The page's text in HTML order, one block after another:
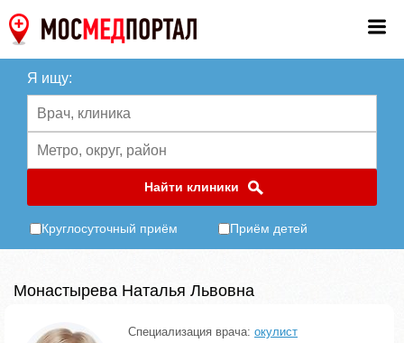
Я ищу:
Найти клиники
Круглосуточный приём Приём детей
Монастырева Наталья Львовна
Специализация врача: окулист